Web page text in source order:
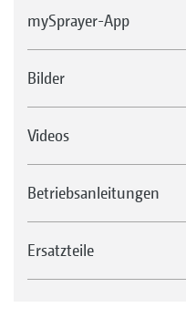
mySprayer-App
Bilder
Videos
Betriebsanleitungen
Ersatzteile